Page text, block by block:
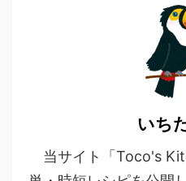
いち
当サイト「Toco's